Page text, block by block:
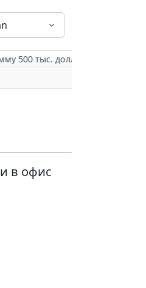
500 тыс. долларов для своей
в офис